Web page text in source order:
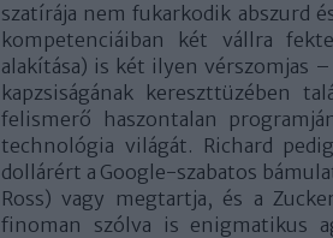
szatírája nem fukarkodik abszurd
kompetenciáiban két vállra
alakítása) is két ilyen vérszomjas
kapzsiságának kereszttüzében
felismerő haszontalan
technológia világát. Richard
dollárért a Google-szabatos
Ross) vagy megtartja, és a
finoman szólva is enigmatikus